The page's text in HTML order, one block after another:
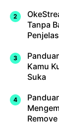
Tanpa
Kamu
Suka